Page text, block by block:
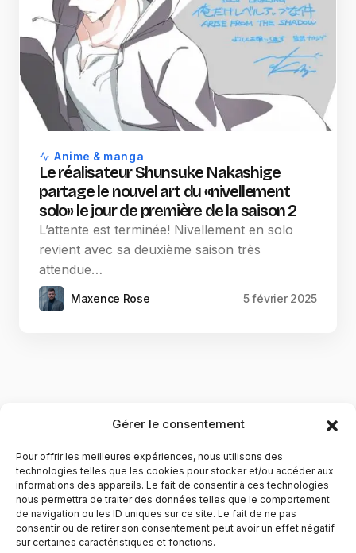
Gérer le consentement
Pour offrir les meilleures expériences, nous utilisons des
technologies telles que les cookies pour stocker et/ou accéder aux
informations des appareils. Le fait de consentir à ces technologies
nous permettra de traiter des données telles que le comportement
de navigation ou les ID uniques sur ce site. Le fait de ne pas
consentir ou de retirer son consentement peut avoir un effet négatif
sur certaines caractéristiques et fonctions.
Anime & manga
Le réalisateur Shunsuke Nakashige
partage le nouvel art du «nivellement
solo» le jour de première de la saison 2
L’attente est terminée! Nivellement en solo
revient avec sa deuxième saison très
attendue…
Maxence Rose 5 février 2025
YubiGeek est un média français dédié aux nouvelles
technologies, à la culture geek et au numérique. Fondé par